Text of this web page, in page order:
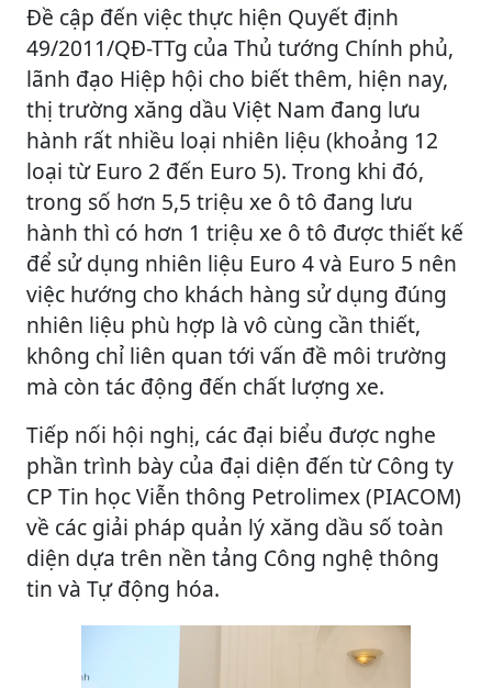
Đề cập đến việc thực hiện Quyết định
49/2011/QĐ-TTg của Thủ tướng Chính phủ,
lãnh đạo Hiệp hội cho biết thêm, hiện nay,
thị trường xăng dầu Việt Nam đang lưu
hành rất nhiều loại nhiên liệu (khoảng 12
loại từ Euro 2 đến Euro 5). Trong khi đó,
trong số hơn 5,5 triệu xe ô tô đang lưu
hành thì có hơn 1 triệu xe ô tô được thiết kế
để sử dụng nhiên liệu Euro 4 và Euro 5 nên
việc hướng cho khách hàng sử dụng đúng
nhiên liệu phù hợp là vô cùng cần thiết,
không chỉ liên quan tới vấn đề môi trường
mà còn tác động đến chất lượng xe.
Tiếp nối hội nghị, các đại biểu được nghe
phần trình bày của đại diện đến từ Công ty
CP Tin học Viễn thông Petrolimex (PIACOM)
về các giải pháp quản lý xăng dầu số toàn
diện dựa trên nền tảng Công nghệ thông
tin và Tự động hóa.